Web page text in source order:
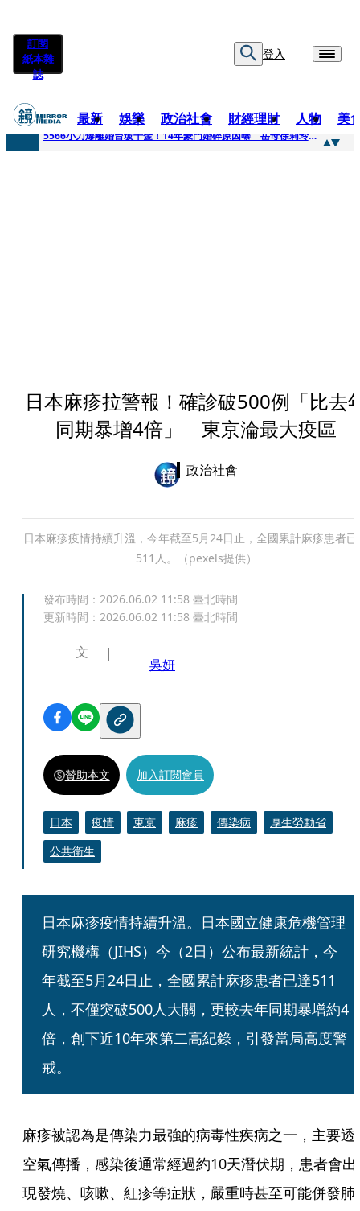
訂閱
紙本雜
誌
登入
最新 娛樂 政治社會 財經理財 人物 美
快訊
5566小刀爆離婚台玻千金！14年豪門婚碎原因曝 岳母徐莉玲風暴意外揭家族祕辛
日本麻疹拉警報！確診破500例「比去
同期暴增4倍」 東京淪最大疫區
政治社會
日本麻疹疫情持續升溫，今年截至5月24日止，全國累計麻疹患者
511人。（pexels提供）
發布時間： 2026.06.02 11:58 臺北時間
更新時間： 2026.06.02 11:58 臺北時間
文
吳妍
贊助本文 加入訂閱會員
日本 疫情 東京 麻疹 傳染病
厚生勞動省
公共衛生
日本麻疹疫情持續升溫。日本國立健康危機管理
研究機構（JIHS）今（2日）公布最新統計，今
年截至5月24日止，全國累計麻疹患者已達511
人，不僅突破500人大關，更較去年同期暴增約4
倍，創下近10年來第二高紀錄，引發當局高度警
戒。
麻疹被認為是傳染力最強的病毒性疾病之一，主要透
空氣傳播，感染後通常經過約10天潛伏期，患者會出
現發燒、咳嗽、紅疹等症狀，嚴重時甚至可能併發肺